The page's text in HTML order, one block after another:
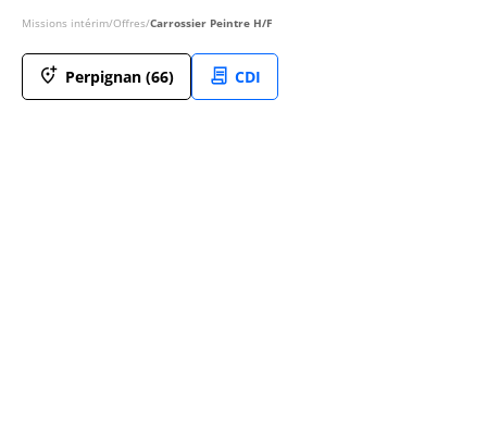
Missions intérim/Offres/Carrossier Peintre H/F
Perpignan (66) CDI